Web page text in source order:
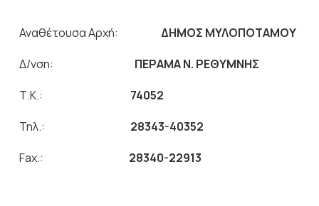
Αναθέτουσα Αρχή: ΔΗΜΟΣ ΜΥΛΟΠΟΤΑΜΟΥ
Δ/νση: ΠΕΡΑΜΑ Ν. ΡΕΘΥΜΝΗΣ
Τ.Κ.: 74052
Τηλ.: 28343-40352
Fax.: 28340-22913